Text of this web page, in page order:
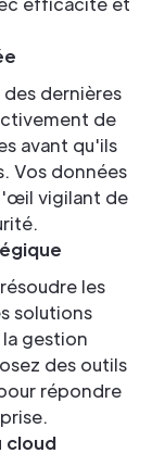
dernières
de
avant qu'ils
Vos données
vigilant de
les
solutions
gestion
des outils
répondre
cloud